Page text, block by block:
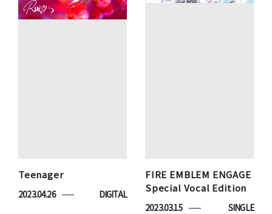
Teenager
2023.04.26 DIGITAL
FIRE EMBLEM ENGAGE
Special Vocal Edition
2023.03.15 SINGLE